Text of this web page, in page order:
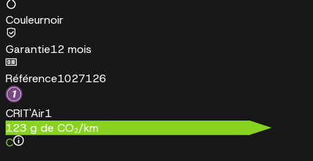
Couleurnoir
Garantie12 mois
Référence1027126
CRIT'Air1
123 g de CO₂/km
C